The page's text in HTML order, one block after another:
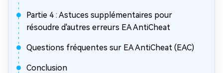
Partie 4 : Astuces supplémentaires pour
résoudre d'autres erreurs EA AntiCheat
Questions fréquentes sur EA AntiCheat (EAC)
Conclusion